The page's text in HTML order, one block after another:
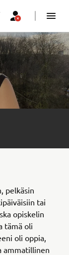
pelkäsin
tai
opiskelin
tämä oli
oli oppia,
ammatillinen